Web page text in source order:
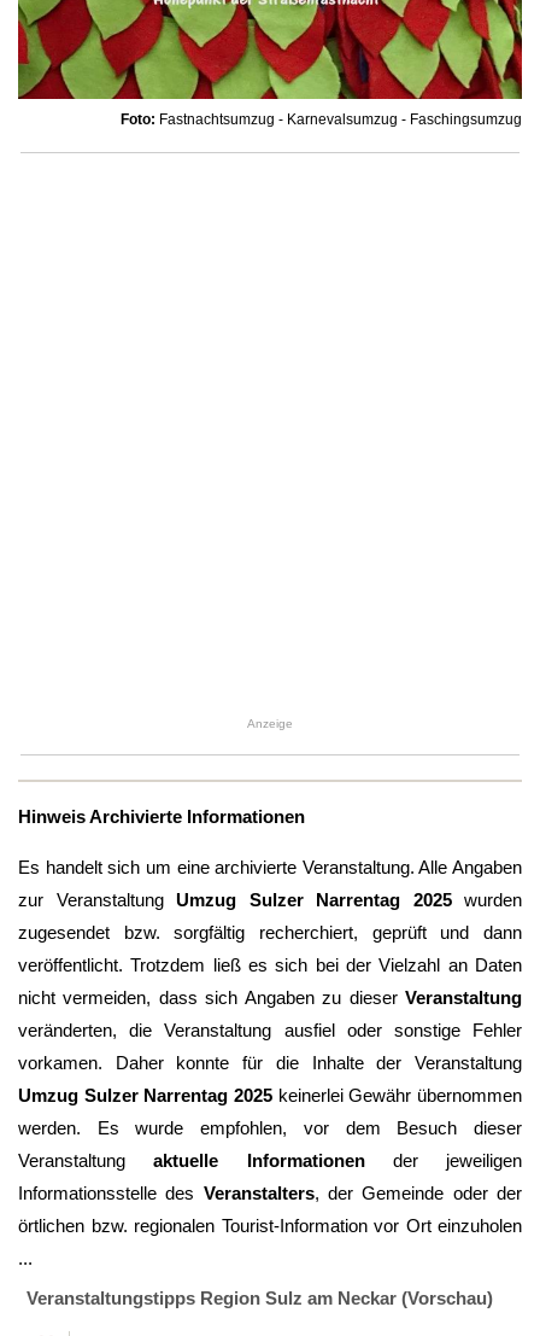
Foto: Fastnachtsumzug - Karnevalsumzug - Faschingsumzug
Anzeige
Hinweis Archivierte Informationen
Es handelt sich um eine archivierte Veranstaltung. Alle Angaben
zur Veranstaltung Umzug Sulzer Narrentag 2025wurden
zugesendet bzw. sorgfältig recherchiert, geprüft und dann
veröffentlicht. Trotzdem ließ es sich bei der Vielzahl an Daten
nicht vermeiden, dass sich Angaben zu dieser Veranstaltung
veränderten, die Veranstaltung ausfiel oder sonstige Fehler
vorkamen. Daher konnte für die Inhalte der Veranstaltung
Umzug Sulzer Narrentag 2025 keinerlei Gewähr übernommen
werden. Es wurde empfohlen, vor dem Besuch dieser
Veranstaltungaktuelle Informationender jeweiligen
Informationsstelle des Veranstalters, der Gemeinde oder der
örtlichen bzw. regionalen Tourist-Information vor Ort einzuholen
...
Veranstaltungstipps Region Sulz am Neckar (Vorschau)